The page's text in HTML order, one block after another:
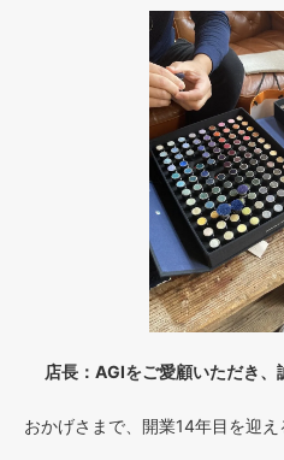
店長：AGIをご愛顧いただき、
おかげさまで、開業14年目を迎え